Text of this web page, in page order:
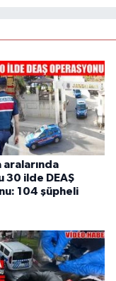
aralarında
30 ilde DEAŞ
104 şüpheli